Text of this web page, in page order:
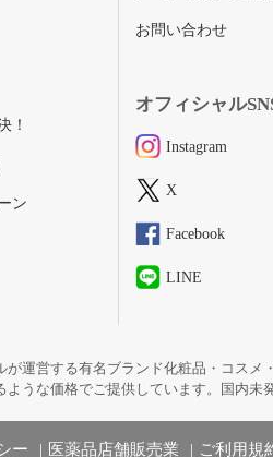
！
ン
お問い合わせ
オフィシャル
Instagram
X
Facebook
LINE
運営する有名ブランド化粧品・コスメ
うな価格でご提供しています。国内未
ー 医薬品店舗販売業 ご利用規